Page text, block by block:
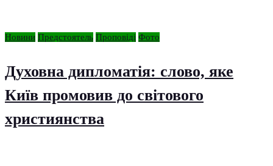
Новини Предстоятель Проповіді Фото
Духовна дипломатія: слово, яке
Київ промовив до світового
християнства